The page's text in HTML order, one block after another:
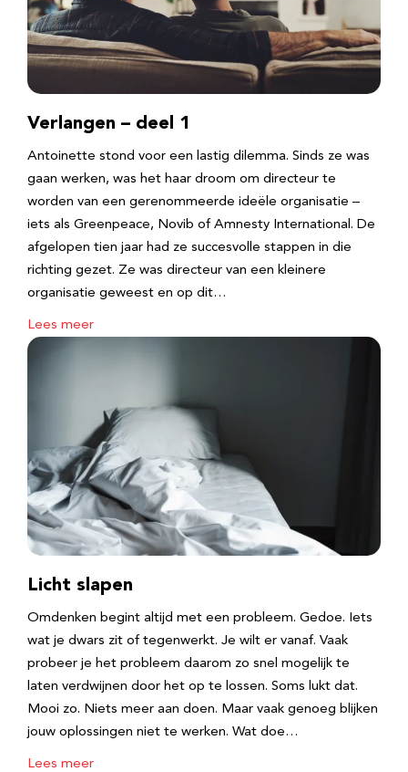
Verlangen – deel 1
Antoinette stond voor een lastig dilemma. Sinds ze was
gaan werken, was het haar droom om directeur te
worden van een gerenommeerde ideële organisatie –
iets als Greenpeace, Novib of Amnesty International. De
afgelopen tien jaar had ze succesvolle stappen in die
richting gezet. Ze was directeur van een kleinere
organisatie geweest en op dit…
Lees meer
Licht slapen
Omdenken begint altijd met een probleem. Gedoe. Iets
wat je dwars zit of tegenwerkt. Je wilt er vanaf. Vaak
probeer je het probleem daarom zo snel mogelijk te
laten verdwijnen door het op te lossen. Soms lukt dat.
Mooi zo. Niets meer aan doen. Maar vaak genoeg blijken
jouw oplossingen niet te werken. Wat doe…
Lees meer